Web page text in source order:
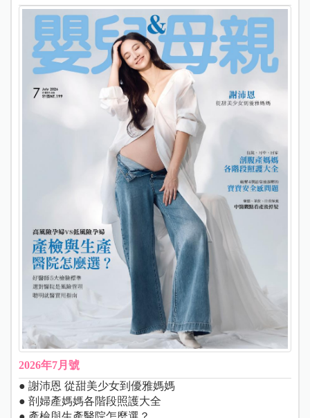
2026年7月號
● 謝沛恩 從甜美少女到優雅媽媽
● 剖婦產媽媽各階段照護大全